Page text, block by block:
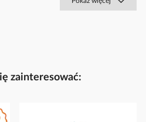
zainteresować: